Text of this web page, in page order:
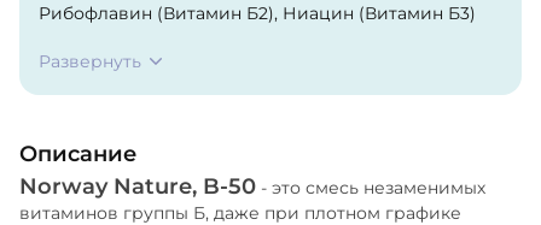
Рибофлавин (Витамин Б2), Ниацин (Витамин Б3)
(Витамин Б6), Фолат, Цианокобаламин (Витамин
Б12), Биотин, Пантотеновая кислота (Витамин Б5)
Магния стеарат, Целлюлоза.
Развернуть
Описание
Norway Nature, B-50 - это смесь незаменимых
витаминов группы Б, даже при плотном графике